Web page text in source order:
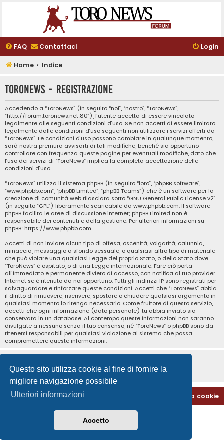
Questo sito utilizza cookie al fine di fornire la
migliore navigazione possibile
Ulteriori informazioni
Accetto
FAQ Contattaci Login
Home Indice
ToroNews - Registrazione
Accedendo a “ToroNews” (in seguito “noi”, “nostro”, “ToroNews”,
“http://forum.toronews.net:80”), l’utente accetta di essere vincolato
legalmente alle seguenti condizioni d’uso. Se non accetti di essere limitato
legalmente dalle condizioni d’uso seguenti non utilizzare i servizi offerti da
“ToroNews”. Le condizioni d’uso possono cambiare in qualunque momento,
sarà nostra premura avvisarti di tali modifiche, benché sia opportuno
controllare con frequenza queste pagine per eventuali modifiche, dato che
l’uso dei servizi di “ToroNews” implica la completa accettazione delle
condizioni d’uso.
“ToroNews” utilizza il sistema phpBB (in seguito “loro”, “phpBB software”,
“www.phpbb.com”, “phpBB Limited”, “phpBB Teams”) che è un software per la
creazione di comunità web rilasciata sotto “GNU General Public License v2”
(in seguito “GPL”) liberamente scaricabile da www.phpbb.com. Il software
phpBB facilita le aree di discussione internet; phpBB Limited non è
responsabile dei contenuti e della gestione. Per ulteriori informazioni su
phpBB: https://www.phpbb.com.
Accetti di non inviare alcun tipo di offesa, oscenità, volgarità, calunnia,
minaccia, messaggio a sfondo sessuale, o qualsiasi altro tipo di materiale
che può violare una qualsiasi Legge del proprio Stato, o dello Stato dove
“ToroNews” è ospitato, o di una Legge internazionale. Fare ciò porta
all’immediato e permanente divieto di accesso, con notifica al tuo provider
Internet se è ritenuto da noi opportuno. Tutti gli indirizzi IP sono registrati per
salvaguardare e rinforzare queste condizioni. Accetti che “ToroNews” abbia
il diritto di rimuovere, riscrivere, spostare o chiudere qualsiasi argomento in
qualsiasi momento lo ritenga necessario. Come fruitore di questo servizio,
accetti che ogni informazione (dato personale) tu abbia inviato sia
conservata in un database. Al contempo queste informazioni non saranno
divulgate a nessuno senza il tuo consenso, né “ToroNews” o phpBB sono da
ritenersi responsabili per qualsiasi violazione al sistema che possa
compromettere queste informazioni.
Home Indice Cancella cookie